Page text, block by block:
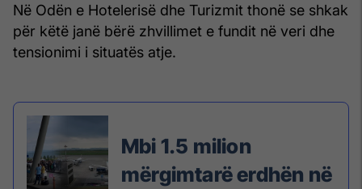
Në Odën e Hotelerisë dhe Turizmit thonë se shkak
për këtë janë bërë zhvillimet e fundit në veri dhe
tensionimi i situatës atje.
Mbi 1.5 milion
mërgimtarë erdhën në